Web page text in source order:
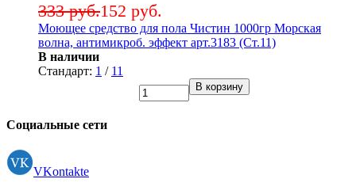
152 руб.
333 руб.
Моющее средство для пола Чистин 1000гр Морская
волна, антимикроб. эффект арт.3183 (Ст.11)
В наличии
Стандарт: 1 / 11
В корзину
Социальные сети
VKontakte